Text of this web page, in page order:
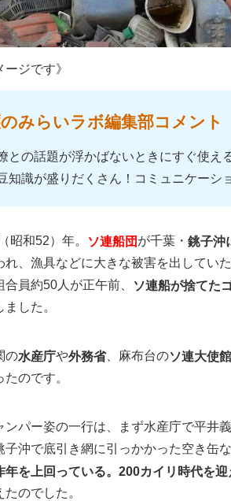
ジです》
みらいラボ編集部コメント
との話題が浮かばないときにすぐ使え
知識が盛りだくさん！コミュニケーシ
昭和52）年。 ソ連船団 が千葉・ 銚子沖
れ、漁具などに大きな被害を出していた
員約50人が正午前、
ソ連船が捨てた
ました。
の水産庁や外務省、麻布台のソ連大使館
たのです。
ンパー姿の一行は、まず水産庁で平井
子沖で底引き網に引っかかった空き缶
年を上回っている。200カイリ時代を
たのでした。